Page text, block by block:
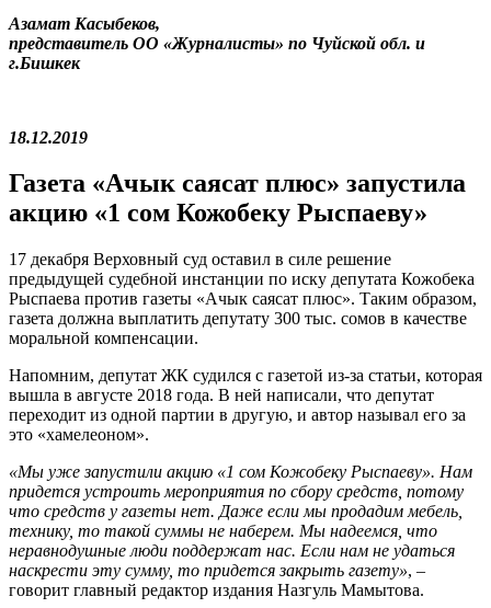
Азамат Касыбеков,
представитель ОО «Журналисты» по Чуйской обл. и
г.Бишкек
18.12.2019
Газета «Ачык саясат плюс» запустила
акцию «1 сом Кожобеку Рыспаеву»
17 декабря Верховный суд оставил в силе решение
предыдущей судебной инстанции по иску депутата Кожобека
Рыспаева против газеты «Ачык саясат плюс». Таким образом,
газета должна выплатить депутату 300 тыс. сомов в качестве
моральной компенсации.
Напомним, депутат ЖК судился с газетой из-за статьи, которая
вышла в августе 2018 года. В ней написали, что депутат
переходит из одной партии в другую, и автор называл его за
это «хамелеоном».
«Мы уже запустили акцию «1 сом Кожобеку Рыспаеву». Нам
придется устроить мероприятия по сбору средств, потому
что средств у газеты нет. Даже если мы продадим мебель,
технику, то такой суммы не наберем. Мы надеемся, что
неравнодушные люди поддержат нас. Если нам не удаться
наскрести эту сумму, то придется закрыть газету», –
говорит главный редактор издания Назгуль Мамытова.